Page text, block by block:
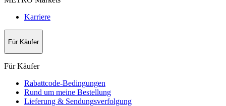
Karriere
Für Käufer
Für Käufer
Rabattcode-Bedingungen
Rund um meine Bestellung
Lieferung & Sendungsverfolgung